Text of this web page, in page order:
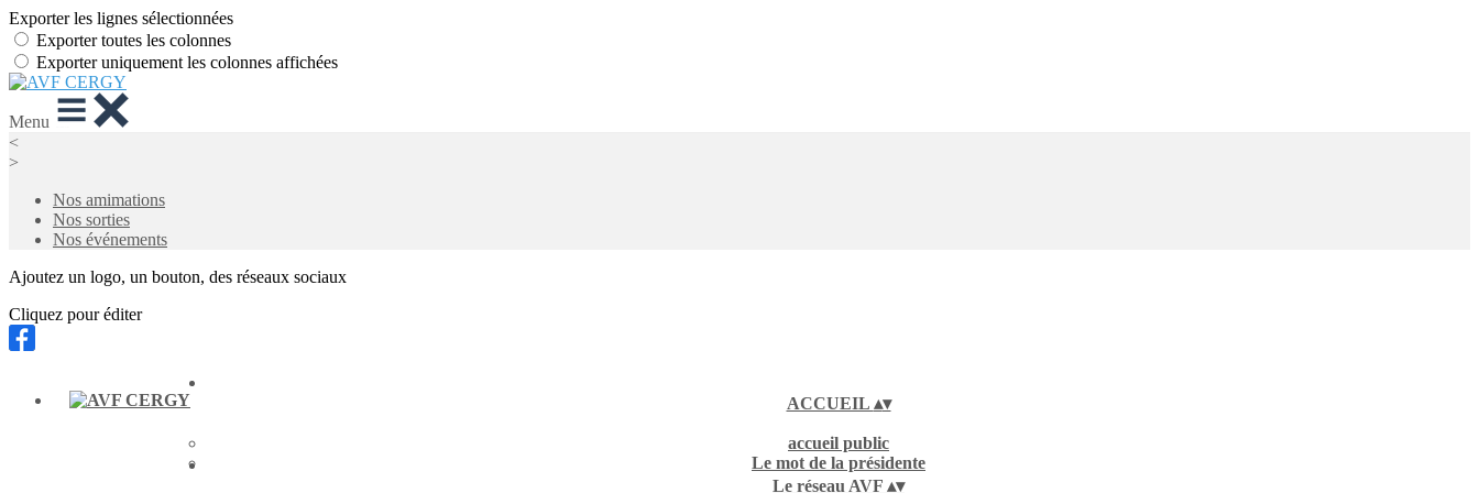
Exporter les lignes sélectionnées
Exporter toutes les colonnes
Exporter uniquement les colonnes affichées
Menu
<
>
Nos amimations
Nos sorties
Nos événements
Ajoutez un logo, un bouton, des réseaux sociaux
Cliquez pour éditer
ACCUEIL ▴▾
accueil public
Le mot de la présidente
Le réseau AVF ▴▾